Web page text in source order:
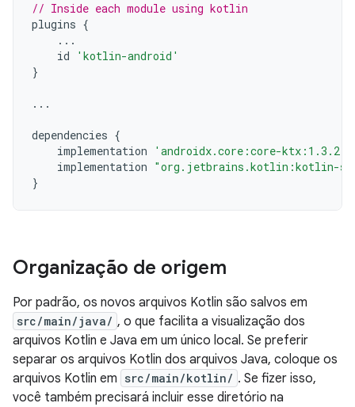
// Inside each module using kotlin
plugins {
...
id
'kotlin-android'
}
...
dependencies {
implementation
'androidx.core:core-ktx:1.3.2'
implementation "org.jetbrains.kotlin:kotlin-
}
Organização de origem
Por padrão, os novos arquivos Kotlin são salvos em
src/main/java/ , o que facilita a visualização dos
arquivos Kotlin e Java em um único local. Se preferir
separar os arquivos Kotlin dos arquivos Java, coloque os
arquivos Kotlin em src/main/kotlin/ . Se fizer isso,
você também precisará incluir esse diretório na